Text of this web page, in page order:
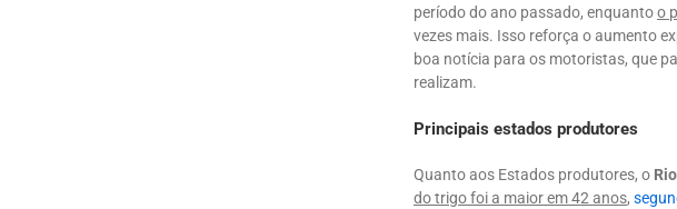
período do ano passado, enquantoo
vezes mais. Isso reforça o aumento
boa notícia para os motoristas, que
realizam.
Principais estados produtores
Quanto aos Estados produtores, o
do trigo foi a maior em 42 anos,